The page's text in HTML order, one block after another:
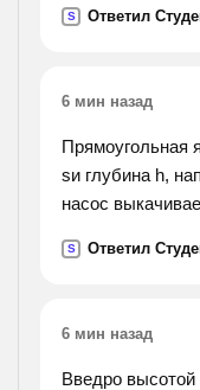
S Ответил
6 мин назад
Прямоугольная
sи глубина h,
насос
радиусом r.
за время t?
S Ответил
6 мин назад
Введро высотой